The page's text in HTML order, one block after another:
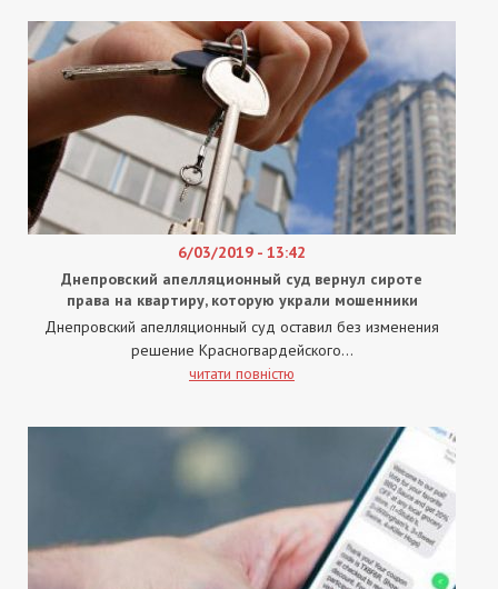
6/03/2019 - 13:42
Днепровский апелляционный суд вернул сироте
права на квартиру, которую украли мошенники
Днепровский апелляционный суд оставил без изменения
решение Красногвардейского...
читати повністю